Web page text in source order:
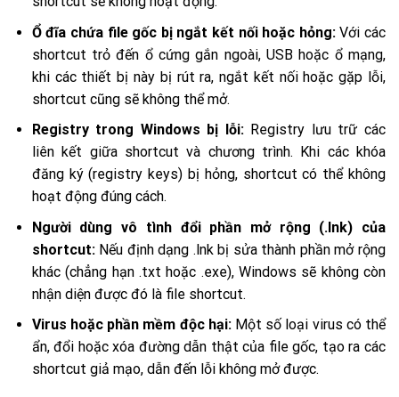
Ổ đĩa chứa file gốc bị ngắt kết nối hoặc hỏng:Với các
shortcut trỏ đến ổ cứng gắn ngoài, USB hoặc ổ mạng,
khi các thiết bị này bị rút ra, ngắt kết nối hoặc gặp lỗi,
shortcut cũng sẽ không thể mở.
Registry trong Windows bị lỗi:Registry lưu trữ các
liên kết giữa shortcut và chương trình. Khi các khóa
đăng ký (registry keys) bị hỏng, shortcut có thể không
hoạt động đúng cách.
Người dùng vô tình đổi phần mở rộng (.lnk) của
shortcut:Nếu định dạng .lnk bị sửa thành phần mở rộng
khác (chẳng hạn .txt hoặc .exe), Windows sẽ không còn
nhận diện được đó là file shortcut.
Virus hoặc phần mềm độc hại:Một số loại virus có thể
ẩn, đổi hoặc xóa đường dẫn thật của file gốc, tạo ra các
shortcut giả mạo, dẫn đến lỗi không mở được.